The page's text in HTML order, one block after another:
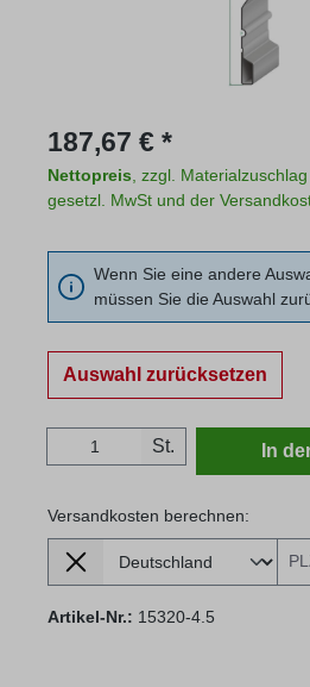
Regulärer Preis:
187,67 € *
Nettopreis , zzgl.
gesetzl. MwSt und der
Wenn Sie eine andere
müssen Sie die Auswahl
Auswahl zurücksetzen
Produkt Anzahl: Gib
St. In
Versandkosten berechnen:
Lieferland
Versandkosten berechnen:
Artikel-Nr.: 15320-4.5